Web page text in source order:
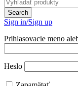
Sign in/Sign up
Prihlasovacie meno
Heslo